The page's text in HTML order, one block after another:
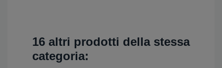
16 altri prodotti della stessa
categoria: